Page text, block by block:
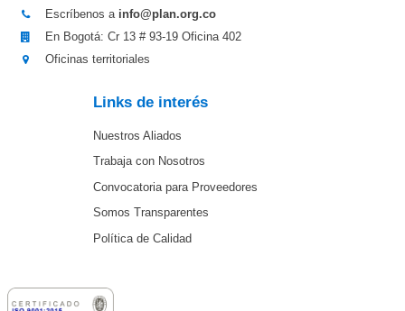
Escríbenos a info@plan.org.co
En Bogotá: Cr 13 # 93-19 Oficina 402
Oficinas territoriales
Links de interés
Nuestros Aliados
Trabaja con Nosotros
Convocatoria para Proveedores
Somos Transparentes
Política de Calidad